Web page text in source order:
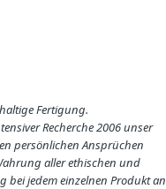
Fertigung.
Recherche 2006 unser
persönlichen Ansprüchen
aller ethischen und
bei jedem einzelnen Produkt an